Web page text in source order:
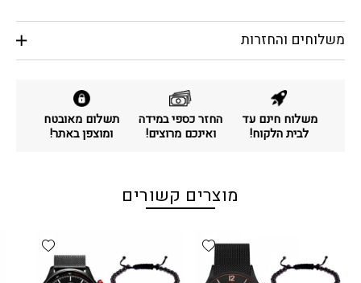
משלוחים והחזרות
משלוח חינם עד
לבית הלקוח!
החזר כספי במידה
ואינכם מרוצים!
תשלום מאובטח
ומוצפן באתר!
מוצרים קשורים
Add wishlist
wishlist